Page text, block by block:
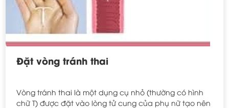
Đặt vòng tránh thai
Vòng tránh thai là một dụng cụ nhỏ (thường có hình
chữ T) được đặt vào lòng tử cung của phụ nữ tạo nên